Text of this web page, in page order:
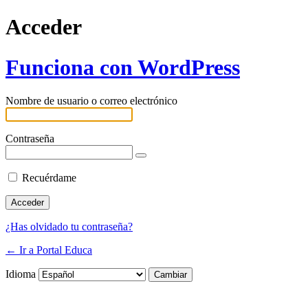
Acceder
Funciona con WordPress
Nombre de usuario o correo electrónico
Contraseña
Recuérdame
¿Has olvidado tu contraseña?
← Ir a Portal Educa
Idioma